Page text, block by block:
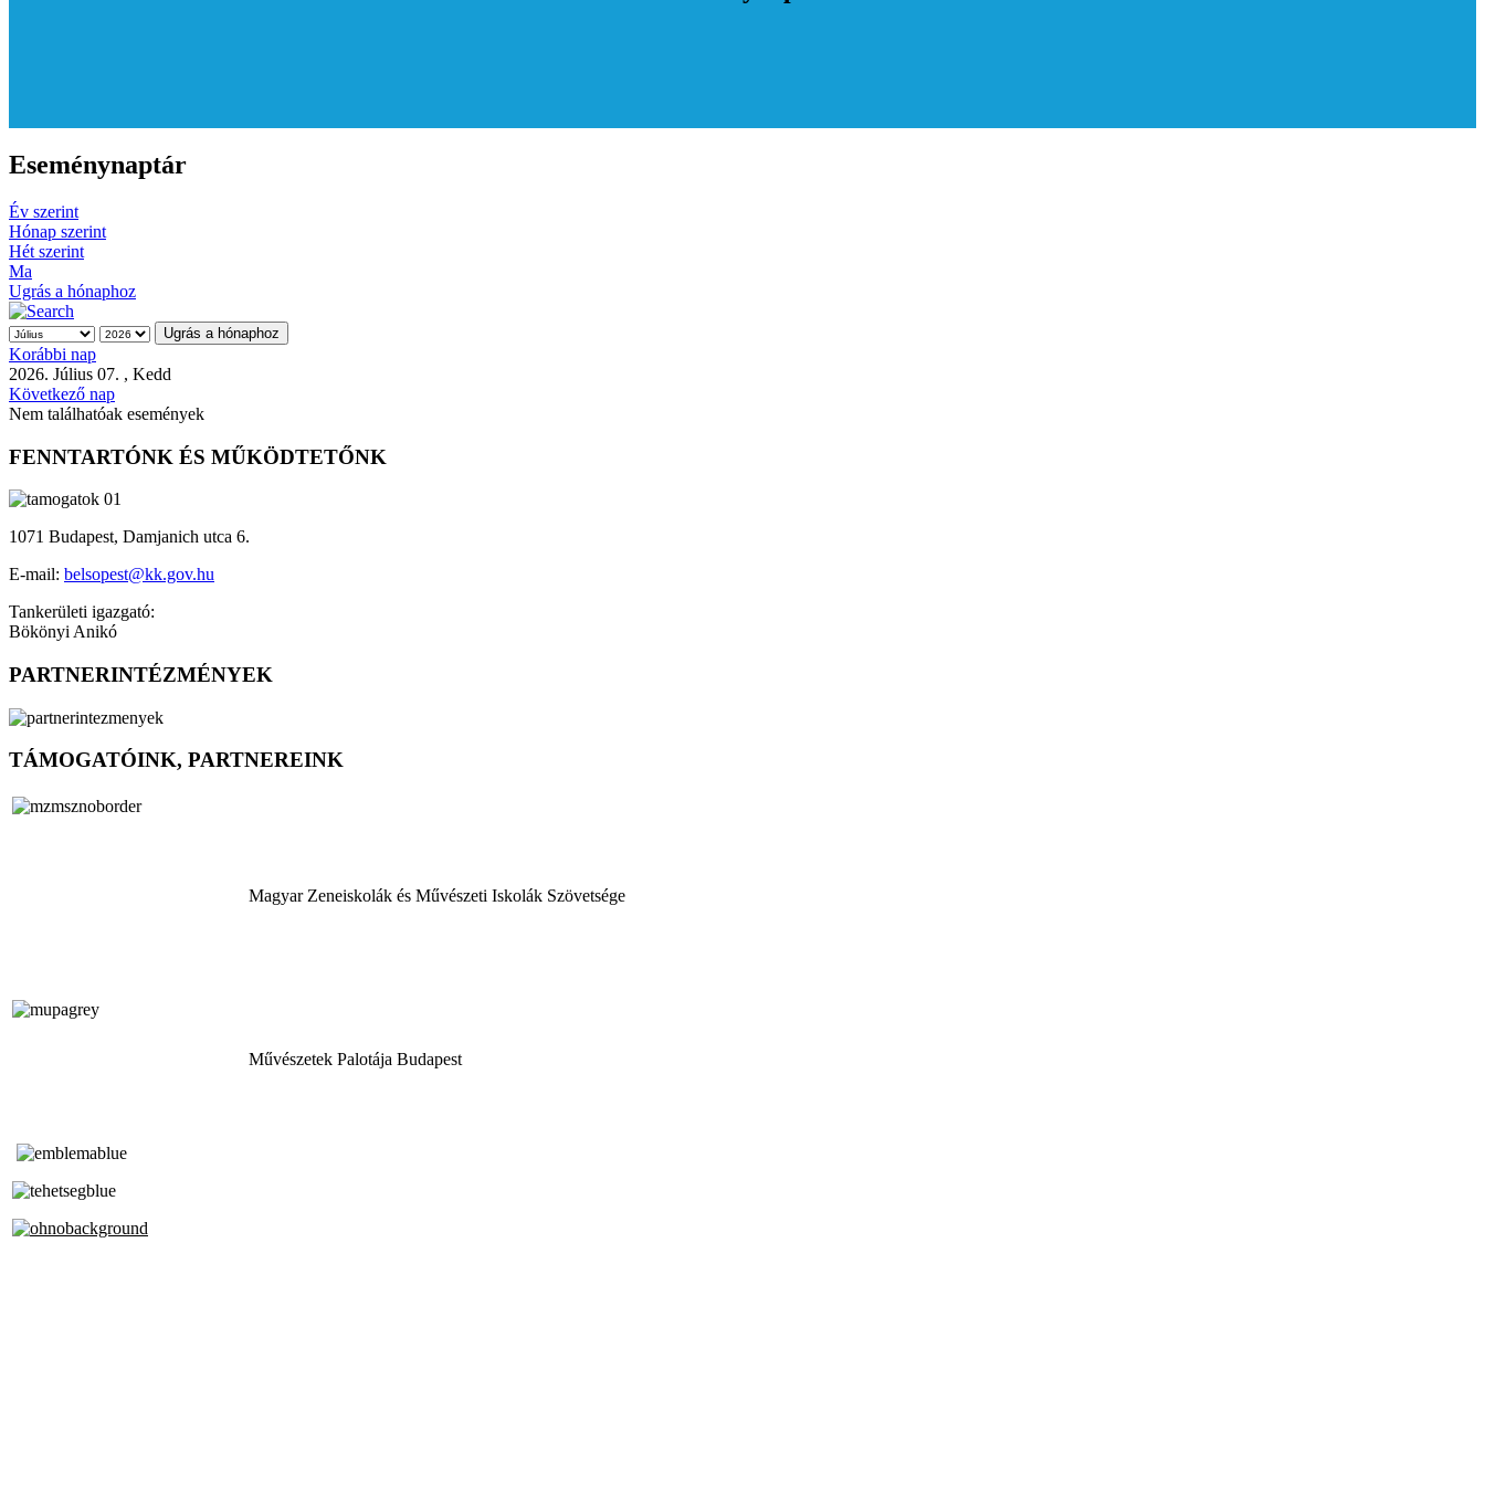
Eseménynaptár
Év szerint
Hónap szerint
Hét szerint
Ma
Ugrás a hónaphoz
Ugrás a hónaphoz
Korábbi nap
2026. Július 07. , Kedd
Következő nap
Nem találhatóak események
FENNTARTÓNK ÉS MŰKÖDTETŐNK
1071 Budapest, Damjanich utca 6.
E-mail: belsopest@kk.gov.hu
Tankerületi igazgató:
Bökönyi Anikó
PARTNERINTÉZMÉNYEK
TÁMOGATÓINK, PARTNEREINK
Magyar Zeneiskolák és Művészeti Iskolák Szövetsége
Művészetek Palotája Budapest